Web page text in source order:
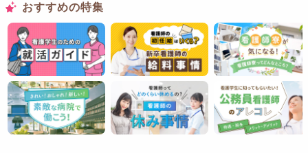
おすすめの特集